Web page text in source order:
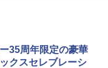
35周年限定の豪華
クスセレブレーシ